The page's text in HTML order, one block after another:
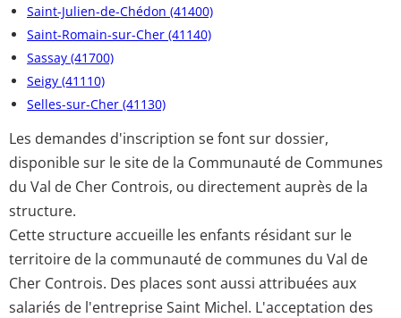
Saint-Julien-de-Chédon (41400)
Saint-Romain-sur-Cher (41140)
Sassay (41700)
Seigy (41110)
Selles-sur-Cher (41130)
Les demandes d'inscription se font sur dossier,
disponible sur le site de la Communauté de Communes
du Val de Cher Controis, ou directement auprès de la
structure.
Cette structure accueille les enfants résidant sur le
territoire de la communauté de communes du Val de
Cher Controis. Des places sont aussi attribuées aux
salariés de l'entreprise Saint Michel. L'acceptation des